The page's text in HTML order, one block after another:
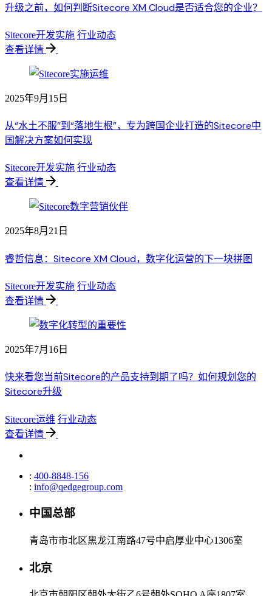
升级之前，如何判断Sitecore XM Cloud是否适合您的企业？
Sitecore开发实施 行业动态
查看详情
2025年9月15日
从“水土不服”到“落地生根”，专为跨国企业打造的Sitecore中
国解决方案如何实现
Sitecore开发实施 行业动态
查看详情
2025年8月21日
睿哲信息：Sitecore XM Cloud，数字化运营的下一块拼图
Sitecore开发实施 行业动态
查看详情
2025年7月16日
快来看您当前Sitecore的产品支持到期了吗？如何规划您的
Sitecore升级
Sitecore运维 行业动态
查看详情
: 400-8848-156
: info@qedgegroup.com
中国总部
青岛市市北区黑龙江南路47号中启厚业中心1306室
北京